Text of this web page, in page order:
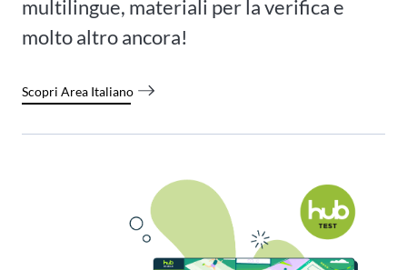
multilingue, materiali per la verifica e
molto altro ancora!
Scopri Area Italiano